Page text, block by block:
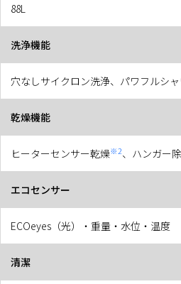
88L
洗浄機能
穴なしサイクロン洗浄、パワフルシ
乾燥機能
ヒーターセンサー乾燥※2、ハンガー
エコセンサー
ECOeyes（光）・重量・水位・温度
清潔